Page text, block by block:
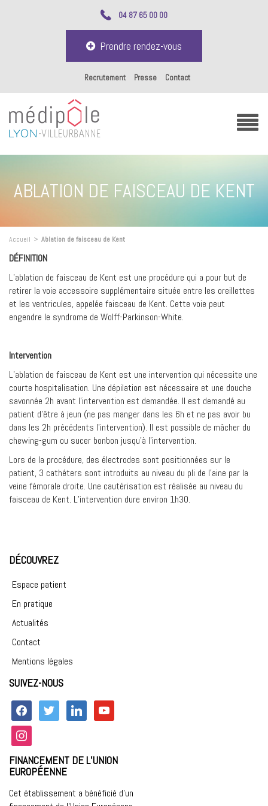
04 87 65 00 00
Prendre rendez-vous
Recrutement Presse Contact
ABLATION DE FAISCEAU DE KENT
Accueil > Ablation de faisceau de Kent
DÉFINITION
L’ablation de faisceau de Kent est une procédure qui a pour but de
retirer la voie accessoire supplémentaire située entre les oreillettes
et les ventricules, appelée faisceau de Kent. Cette voie peut
engendre le syndrome de Wolff-Parkinson-White.
Intervention
L’ablation de faisceau de Kent est une intervention qui nécessite une
courte hospitalisation. Une dépilation est nécessaire et une douche
savonnée 2h avant l’intervention est demandée. Il est demandé au
patient d’être à jeun (ne pas manger dans les 6h et ne pas avoir bu
dans les 2h précédents l’intervention). Il est possible de mâcher du
chewing-gum ou sucer bonbon jusqu’à l’intervention.
Lors de la procédure, des électrodes sont positionnées sur le
patient, 3 cathéters sont introduits au niveau du pli de l’aine par la
veine fémorale droite. Une cautérisation est réalisée au niveau du
faisceau de Kent. L’intervention dure environ 1h30.
DÉCOUVREZ
Espace patient
En pratique
Actualités
Contact
Mentions légales
SUIVEZ-NOUS
facebook twitter linkedin
youtube
instagram
FINANCEMENT DE L’UNION
EUROPÉENNE
Cet établissement a bénéficié d’un